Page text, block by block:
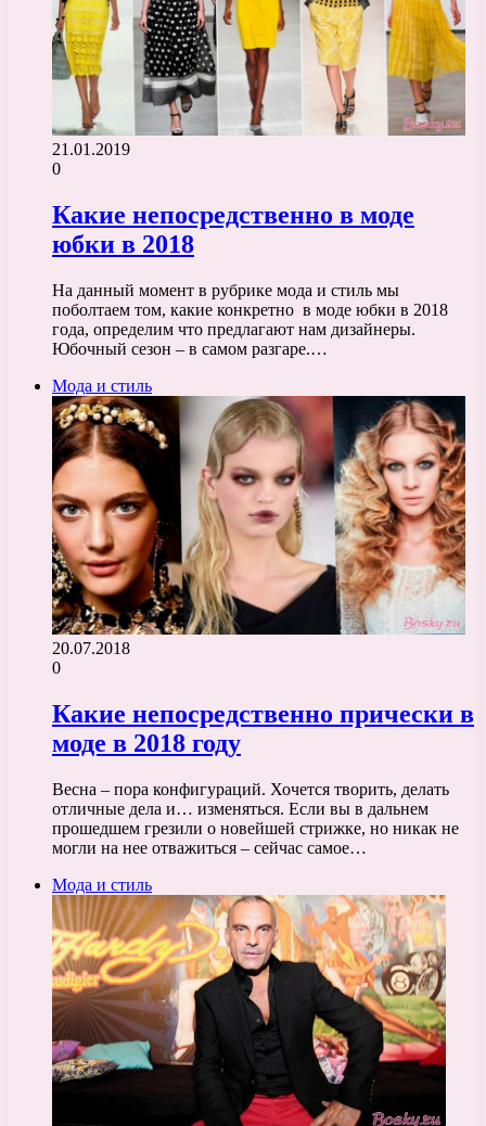
21.01.2019
0
Какие непосредственно в моде
юбки в 2018
На данный момент в рубрике мода и стиль мы
поболтаем том, какие конкретно в моде юбки в 2018
года, определим что предлагают нам дизайнеры.
Юбочный сезон – в самом разгаре.…
Мода и стиль
20.07.2018
0
Какие непосредственно прически в
моде в 2018 году
Весна – пора конфигураций. Хочется творить, делать
отличные дела и… изменяться. Если вы в дальнем
прошедшем грезили о новейшей стрижке, но никак не
могли на нее отважиться – сейчас самое…
Мода и стиль